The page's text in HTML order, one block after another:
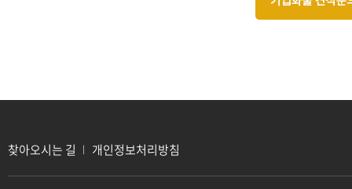
찾아오시는 길 개인정보처리방침